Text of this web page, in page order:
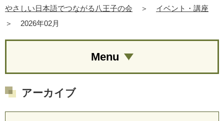
やさしい日本語でつながる八王子の会
＞
イベント・講座
＞
2026年02月
Menu
アーカイブ